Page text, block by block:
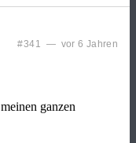
#341 — vor 6 Jahren
ganzen